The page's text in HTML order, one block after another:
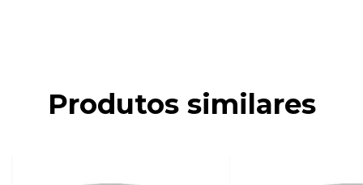
Produtos similares